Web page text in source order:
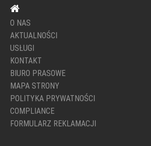
O NAS
AKTUALNOŚCI
USŁUGI
KONTAKT
BIURO PRASOWE
MAPA STRONY
POLITYKA PRYWATNOŚCI
COMPLIANCE
FORMULARZ REKLAMACJI